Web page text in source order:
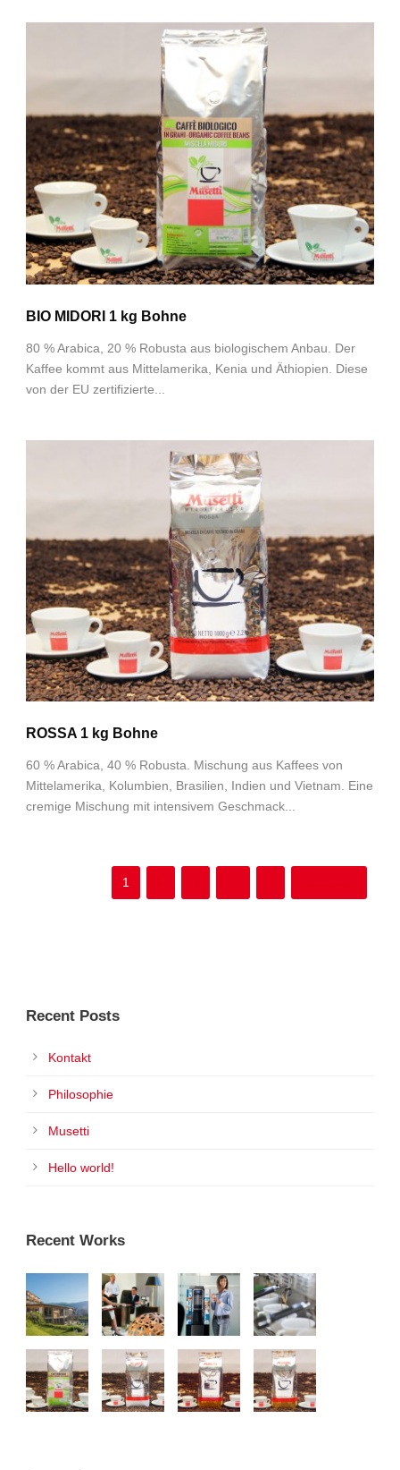
BIO MIDORI 1 kg Bohne
80 % Arabica, 20 % Robusta aus biologischem Anbau. Der
Kaffee kommt aus Mittelamerika, Kenia und Äthiopien. Diese
von der EU zertifizierte...
ROSSA 1 kg Bohne
60 % Arabica, 40 % Robusta. Mischung aus Kaffees von
Mittelamerika, Kolumbien, Brasilien, Indien und Vietnam. Eine
cremige Mischung mit intensivem Geschmack...
1
Recent Posts
Kontakt
Philosophie
Musetti
Hello world!
Recent Works